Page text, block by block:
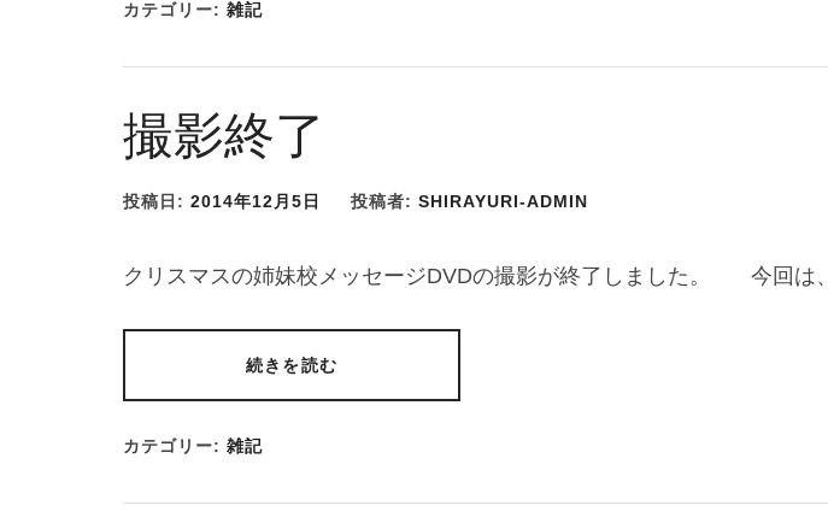
カテゴリー: 雑記
撮影終了
投稿日: 2014年12月5日 投稿者: SHIRAYURI-ADMIN
クリスマスの姉妹校メッセージDVDの撮影が終了しました。 今回は
続きを読む
カテゴリー: 雑記